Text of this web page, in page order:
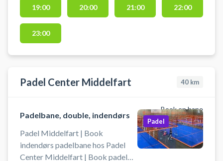
Svendborg, byder på udendørs
padeltennis på oplyste baner ved
siden af det stor tennisanlæg.
19:00 20:00 21:00 22:00
23:00
Padel Center Middelfart 40 km
Book en bane
Padelbane, double, indendørs
Padel Middelfart | Book
indendørs padelbane hos Padel
Center Middelfart | Book padel
Padel